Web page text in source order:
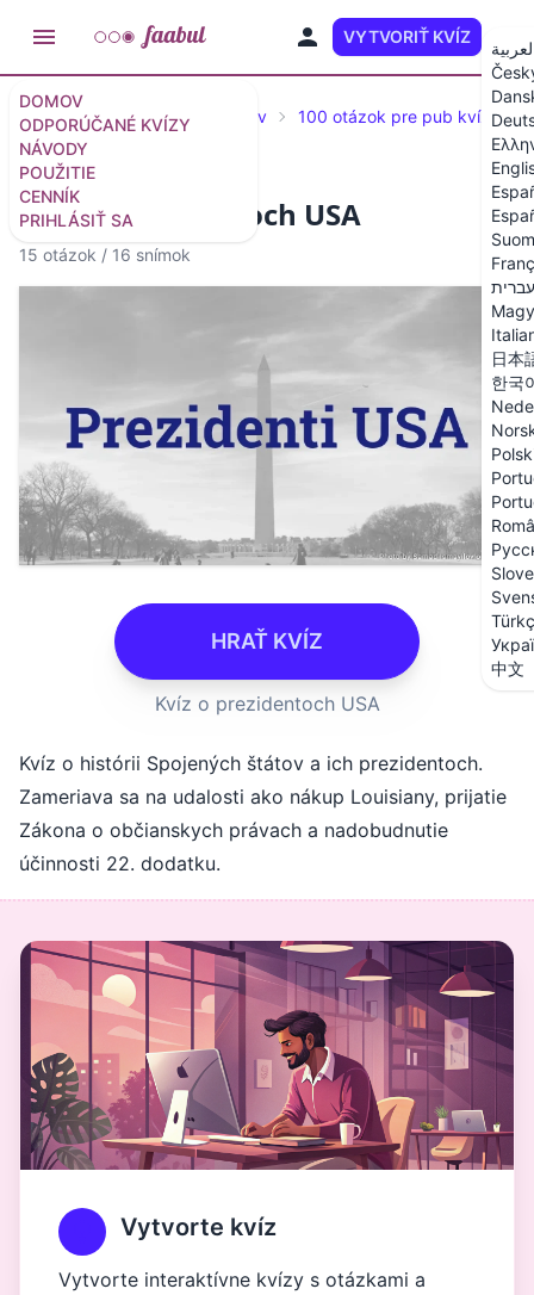
DOMOV
ODPORÚČANÉ KVÍZY
NÁVODY
POUŽITIE
CENNÍK
PRIHLÁSIŤ SA
VYTVORIŤ KVÍZ
עברית
日本
한국
中文
Vybrané kvízy a šablóny kvízov 100 otázok pre pub kvíz
Kvíz o prezidentoch USA
15 otázok / 16 snímok
HRAŤ KVÍZ
Kvíz o prezidentoch USA
Kvíz o histórii Spojených štátov a ich prezidentoch.
Zameriava sa na udalosti ako nákup Louisiany, prijatie
Zákona o občianskych právach a nadobudnutie
účinnosti 22. dodatku.
Vytvorte kvíz
Vytvorte interaktívne kvízy s otázkami a